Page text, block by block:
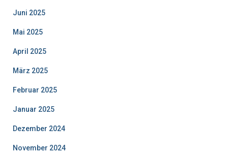
Juni 2025
Mai 2025
April 2025
März 2025
Februar 2025
Januar 2025
Dezember 2024
November 2024